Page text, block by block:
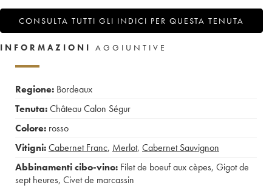
CONSULTA TUTTI GLI INDICI PER QUESTA TENUTA
INFORMAZIONI AGGIUNTIVE
Regione: Bordeaux
Tenuta:Château Calon Ségur
Colore: rosso
Vitigni:Cabernet Franc, Merlot, Cabernet Sauvignon
Abbinamenti cibo-vino: Filet de boeuf aux cèpes, Gigot de
sept heures, Civet de marcassin